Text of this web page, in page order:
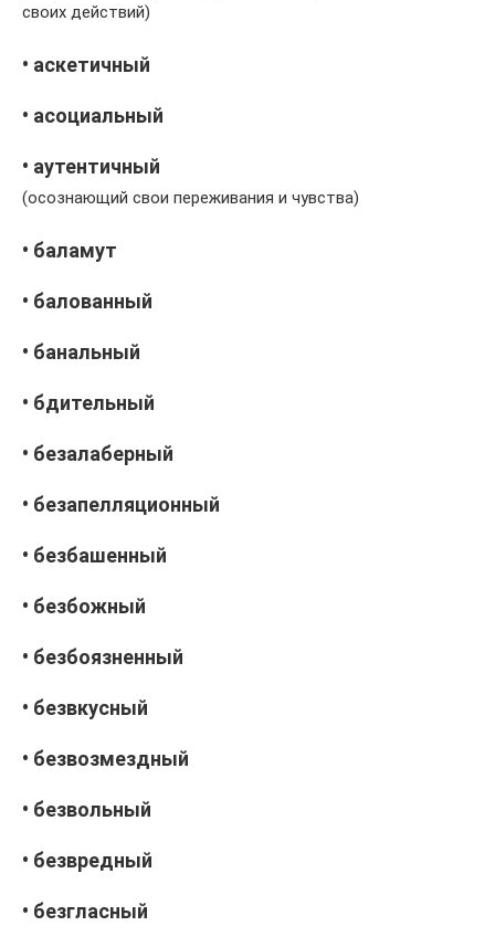
своих действий)
• аскетичный
• асоциальный
• аутентичный
(осознающий свои переживания и чувства)
• баламут
• балованный
• банальный
• бдительный
• безалаберный
• безапелляционный
• безбашенный
• безбожный
• безбоязненный
• безвкусный
• безвозмездный
• безвольный
• безвредный
• безгласный